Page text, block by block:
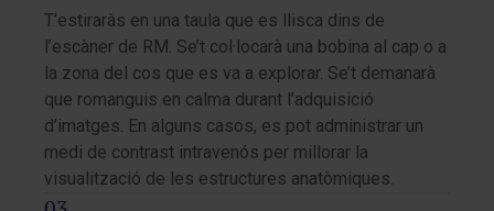
T’estiraràs en una taula que es llisca dins de
l’escàner de RM. Se’t col·locarà una bobina al cap o a
la zona del cos que es va a explorar. Se’t demanarà
que romanguis en calma durant l’adquisició
d’imatges. En alguns casos, es pot administrar un
medi de contrast intravenós per millorar la
visualització de les estructures anatòmiques.